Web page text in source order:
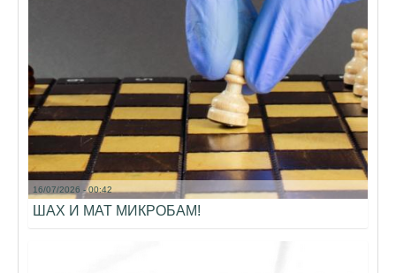
16/07/2026 - 00:42
ШАХ И МАТ МИКРОБАМ!